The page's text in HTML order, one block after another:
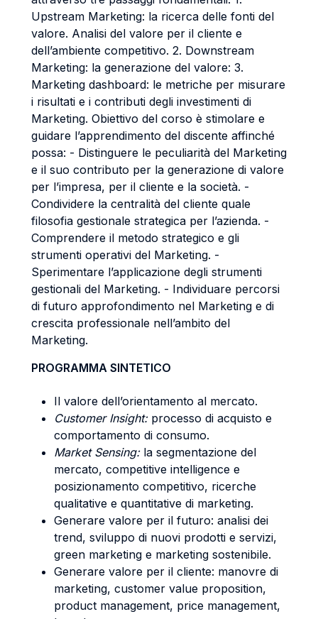
Upstream Marketing: la ricerca delle fonti del
valore. Analisi del valore per il cliente e
dell’ambiente competitivo. 2. Downstream
Marketing: la generazione del valore: 3.
Marketing dashboard: le metriche per misurare
i risultati e i contributi degli investimenti di
Marketing. Obiettivo del corso è stimolare e
guidare l’apprendimento del discente affinché
possa: - Distinguere le peculiarità del Marketing
e il suo contributo per la generazione di valore
per l’impresa, per il cliente e la società. -
Condividere la centralità del cliente quale
filosofia gestionale strategica per l’azienda. -
Comprendere il metodo strategico e gli
strumenti operativi del Marketing. -
Sperimentare l’applicazione degli strumenti
gestionali del Marketing. - Individuare percorsi
di futuro approfondimento nel Marketing e di
crescita professionale nell’ambito del
Marketing.
PROGRAMMA SINTETICO
Il valore dell’orientamento al mercato.
Customer Insight:processo di acquisto e
comportamento di consumo.
Market Sensing: la segmentazione del
mercato, competitive intelligence e
posizionamento competitivo, ricerche
qualitative e quantitative di marketing.
Generare valore per il futuro: analisi dei
trend, sviluppo di nuovi prodotti e servizi,
green marketing e marketing sostenibile.
Generare valore per il cliente: manovre di
marketing, customer value proposition,
product management, price management,